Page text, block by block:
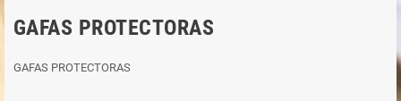
GAFAS PROTECTORAS
GAFAS PROTECTORAS